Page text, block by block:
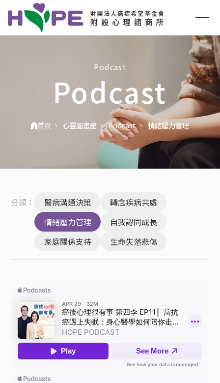
Podcast
Podcast
首頁 心靈圖書館 Podcast 情緒壓力管理
分類： 醫病溝通決策
轉念疾病共處
情緒壓力管理
自我認同成長
家庭關係支持
生命失落悲傷